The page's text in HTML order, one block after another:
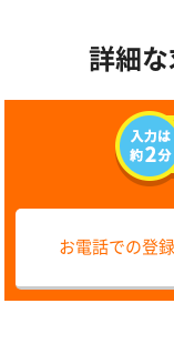
詳細な
お電話での登録